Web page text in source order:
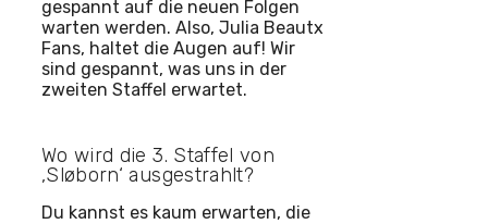
gespannt auf die neuen Folgen
warten werden. Also, Julia Beautx
Fans, haltet die Augen auf! Wir
sind gespannt, was uns in der
zweiten Staffel erwartet.
Wo wird die 3. Staffel von
‚Sløborn‘ ausgestrahlt?
Du kannst es kaum erwarten, die